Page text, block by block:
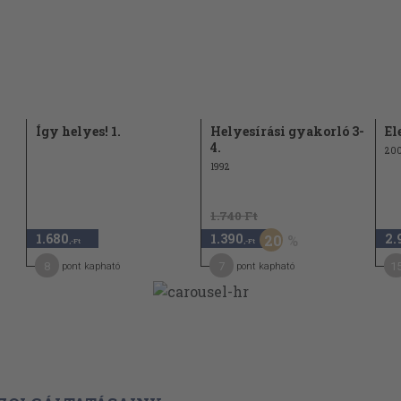
Így helyes! 1.
1.680 ,-Ft
pont kapható
Helyesírási gyakorló 3-
4.
1992
1.740 Ft
1.390 ,-Ft 20
pont kapható